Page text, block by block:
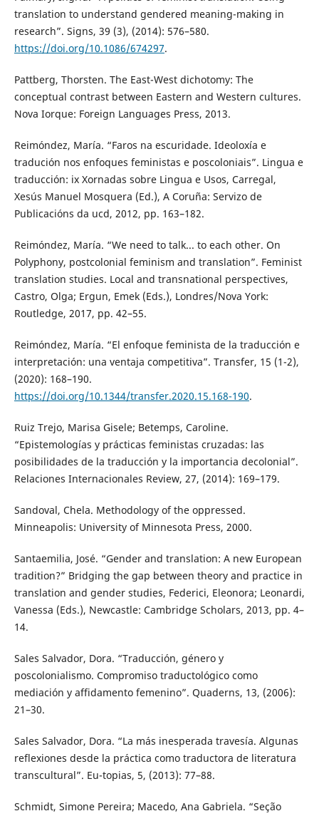
translation to understand gendered meaning-making in
research”. Signs, 39 (3), (2014): 576–580.
https://doi.org/10.1086/674297.
Pattberg, Thorsten. The East-West dichotomy: The
conceptual contrast between Eastern and Western cultures.
Nova Iorque: Foreign Languages Press, 2013.
Reimóndez, María. “Faros na escuridade. Ideoloxía e
tradución nos enfoques feministas e poscoloniais”. Lingua e
traducción: ix Xornadas sobre Lingua e Usos, Carregal,
Xesús Manuel Mosquera (Ed.), A Coruña: Servizo de
Publicacións da ucd, 2012, pp. 163–182.
Reimóndez, María. “We need to talk... to each other. On
Polyphony, postcolonial feminism and translation”. Feminist
translation studies. Local and transnational perspectives,
Castro, Olga; Ergun, Emek (Eds.), Londres/Nova York:
Routledge, 2017, pp. 42–55.
Reimóndez, María. “El enfoque feminista de la traducción e
interpretación: una ventaja competitiva”. Transfer, 15 (1-2),
(2020): 168–190.
https://doi.org/10.1344/transfer.2020.15.168-190.
Ruiz Trejo, Marisa Gisele; Betemps, Caroline.
“Epistemologías y prácticas feministas cruzadas: las
posibilidades de la traducción y la importancia decolonial”.
Relaciones Internacionales Review, 27, (2014): 169–179.
Sandoval, Chela. Methodology of the oppressed.
Minneapolis: University of Minnesota Press, 2000.
Santaemilia, José. “Gender and translation: A new European
tradition?” Bridging the gap between theory and practice in
translation and gender studies, Federici, Eleonora; Leonardi,
Vanessa (Eds.), Newcastle: Cambridge Scholars, 2013, pp. 4–
14.
Sales Salvador, Dora. “Traducción, género y
poscolonialismo. Compromiso traductológico como
mediación y affidamento femenino”. Quaderns, 13, (2006):
21–30.
Sales Salvador, Dora. “La más inesperada travesía. Algunas
reflexiones desde la práctica como traductora de literatura
transcultural”. Eu-topias, 5, (2013): 77–88.
Schmidt, Simone Pereira; Macedo, Ana Gabriela. “Seção